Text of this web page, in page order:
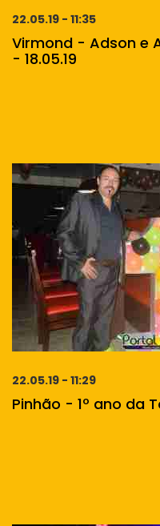
22.05.19 - 11:35
Virmond - Adson e
- 18.05.19
22.05.19 - 11:29
Pinhão - 1º ano da